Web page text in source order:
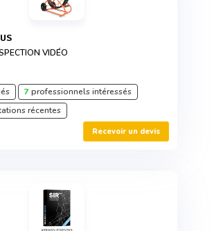
VIDÉO
7professionnels intéressés
récentes
Recevoir un devis